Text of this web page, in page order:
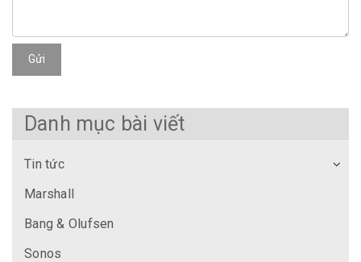
Gửi
Danh mục bài viết
Tin tức
Marshall
Bang & Olufsen
Sonos